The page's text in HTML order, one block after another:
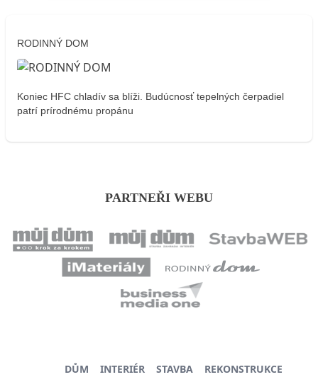
RODINNÝ DOM
Koniec HFC chladív sa blíži. Budúcnosť tepelných čerpadiel
patrí prírodnému propánu
PARTNEŘI WEBU
DŮM INTERIÉR STAVBA
REKONSTRUKCE